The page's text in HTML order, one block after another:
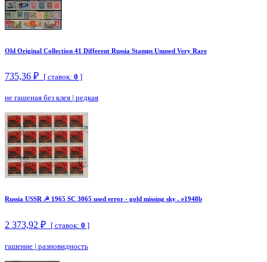
Old Original Collection 41 Different Russia Stamps Unused Very Rare
735,36 ₽ [ ставок: 0 ]
не гашеная без клея | редкая
Russia USSR ☭ 1965 SC 3065 used error - gold missing sky . e1948b
2 373,92 ₽ [ ставок: 0 ]
гашение | разновидность